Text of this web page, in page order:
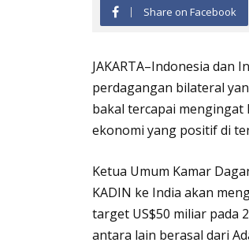
Share on Facebook
JAKARTA–Indonesia dan
perdagangan bilateral
bakal tercapai
ekonomi yang positif di
Ketua Umum Kamar
KADIN ke India akan
target US$50 miliar pada
antara lain berasal dari